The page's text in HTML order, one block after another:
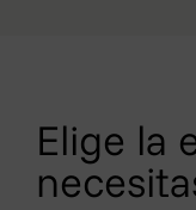
Elige la